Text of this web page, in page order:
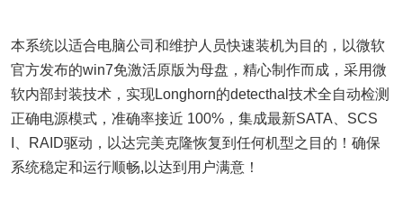
本系统以适合电脑公司和维护人员快速装机为目的，以微软
官方发布的win7免激活原版为母盘，精心制作而成，采用微
软内部封装技术，实现Longhorn的detecthal技术全自动检测
正确电源模式，准确率接近 100%，集成最新SATA、SCS
I、RAID驱动，以达完美克隆恢复到任何机型之目的！确保
系统稳定和运行顺畅,以达到用户满意！